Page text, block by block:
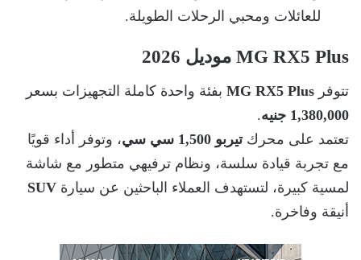
للعائلات ومحبي الرحلات الطويلة.
MG RX5 Plus موديل 2026
تتوفر MG RX5 Plus بفئة واحدة كاملة التجهيزات بسعر
1,380,000 جنيه
.
تعتمد على محركتيربو 1,500 سي سي
، وتوفر أداء قويًا
مع تجربة قيادة سلسة، ونظام ترفيهي متطور مع شاشة
لمسية كبيرة، لتستهدف العملاء الباحثين عن سيارة SUV
أنيقة وفاخرة.